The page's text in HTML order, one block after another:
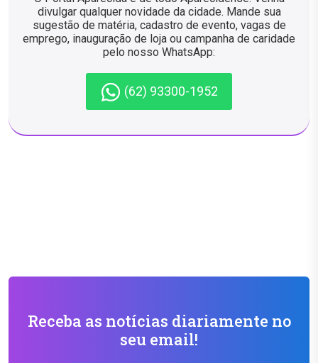
divulgar qualquer novidade da cidade. Mande sua
sugestão de matéria, cadastro de evento, vagas de
emprego, inauguração de loja ou campanha de caridade
pelo nosso WhatsApp:
(62) 93300-1952
Receba as notícias diariamente no
seu email!